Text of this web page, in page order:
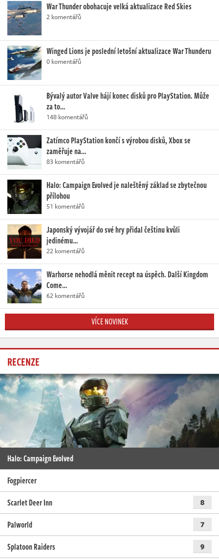
War Thunder obohacuje velká aktualizace Red Skies
2 komentářů
Winged Lions je poslední letošní aktualizace War Thunderu
0 komentářů
Bývalý autor Valve hájí konec disků pro PlayStation. Může
za to…
148 komentářů
Zatímco PlayStation končí s výrobou disků, Xbox se
zaměřuje na…
83 komentářů
Halo: Campaign Evolved je naleštěný základ se zbytečnou
přílohou
51 komentářů
Japonský vývojář do své hry přidal češtinu kvůli
jedinému…
22 komentářů
Warhorse nehodlá měnit recept na úspěch. Další Kingdom
Come…
62 komentářů
VÍCE NOVINEK
RECENZE
Halo: Campaign Evolved
Fogpiercer
Scarlet Deer Inn
8
Palworld 7
Splatoon Raiders 9